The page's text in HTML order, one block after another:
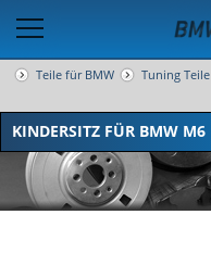
Teile für BMW Tuning Teile
KINDERSITZ FÜR BMW M6